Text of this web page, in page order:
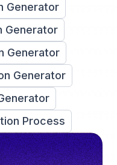
Generator
Generator
Generator
Generator
Process